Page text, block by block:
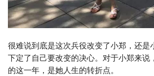
很难说到底是这次兵役改变了小郑，还是
下定了自己要改变的决心。对于小郑来说
的这一年，是她人生的转折点。